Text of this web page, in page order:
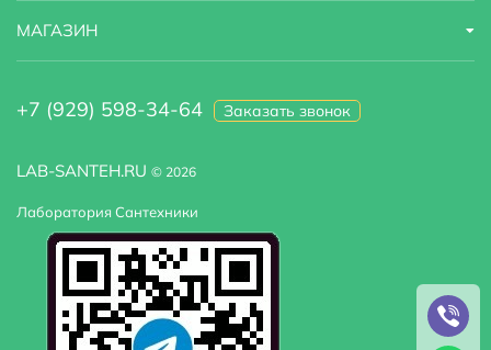
LAB-SANTEH.RU © 2026
Лаборатория Сантехники
МАГАЗИН
+7 (929) 598-34-64 Заказать звонок